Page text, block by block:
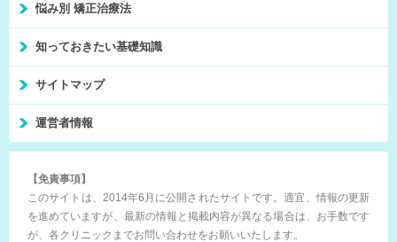
悩み別 矯正治療法
知っておきたい基礎知識
サイトマップ
運営者情報
【免責事項】
このサイトは、2014年6月に公開されたサイトです。適宜、情報の更新
を進めていますが、最新の情報と掲載内容が異なる場合は、お手数です
が、各クリニックまでお問い合わせをお願いいたします。